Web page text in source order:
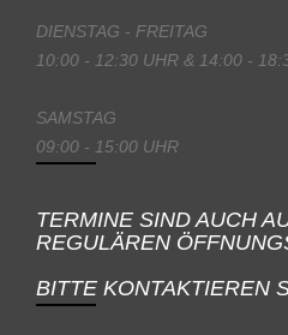
DIENSTAG - FREITAG
10:00 - 12:30 UHR & 14:00 -
SAMSTAG
09:00 - 15:00 UHR
TERMINE SIND AUCH
REGULÄREN
BITTE KONTAKTIEREN